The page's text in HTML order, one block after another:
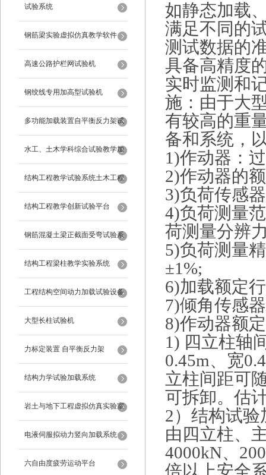
试验系统
钢筋梁实验虚拟仿真教学软件
高速公路护栏网试验机
钢绞线专用加高型试验机
多功能加载装置自平衡反力架试
验系统
水工、土木学科综合试验教学加
载系统
结构工程教学试验系统土木工程
试验设备
结构工程教学创新试验平台
钢筋混凝土梁正截面受弯试验系
统
结构工程梁柱教学实验系统
工程结构空间动力加载试验设备
反力框架
大型长柱试验机
力标定装置 自平衡反力架
结构力学试验加载系统
岩土与地下工程虚拟仿真实验室
电液伺服拟动力竖向加载系统
六自由度疲劳运动平台
如静态加载
满足不同的
测试数据的
具备高精度
实时监测和
施：由于大
有较高的重
备和系统，
1)作动器：
2)作动器的
3)负荷传感
4)负荷测量
荷测量分辨
5)负荷测量
±1%;
6)加载额定
7)倾角传感
8)作动器额
1) 四立柱轴
0.45m、宽
立柱间距可
可拆卸。估
2）结构试
由四立柱、
4000kN、
倍以上安全